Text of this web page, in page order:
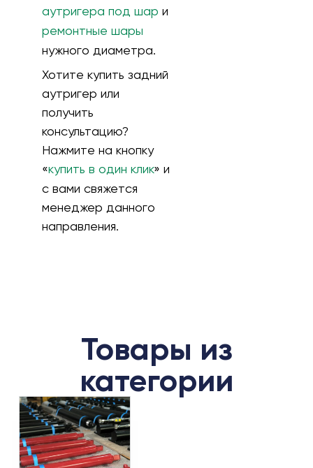
аутригера под шар и
ремонтные шары
нужного диаметра.
Хотите купить задний
аутригер или
получить
консультацию?
Нажмите на кнопку
«купить в один клик» и
с вами свяжется
менеджер данного
направления.
Товары из
категории